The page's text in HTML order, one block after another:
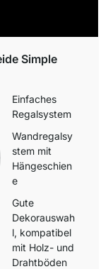
Simple
Einfaches
Regalsystem
Wandregalsy
stem mit
Hängeschien
e
Gute
Dekorauswah
l, kompatibel
mit Holz- und
Drahtböden